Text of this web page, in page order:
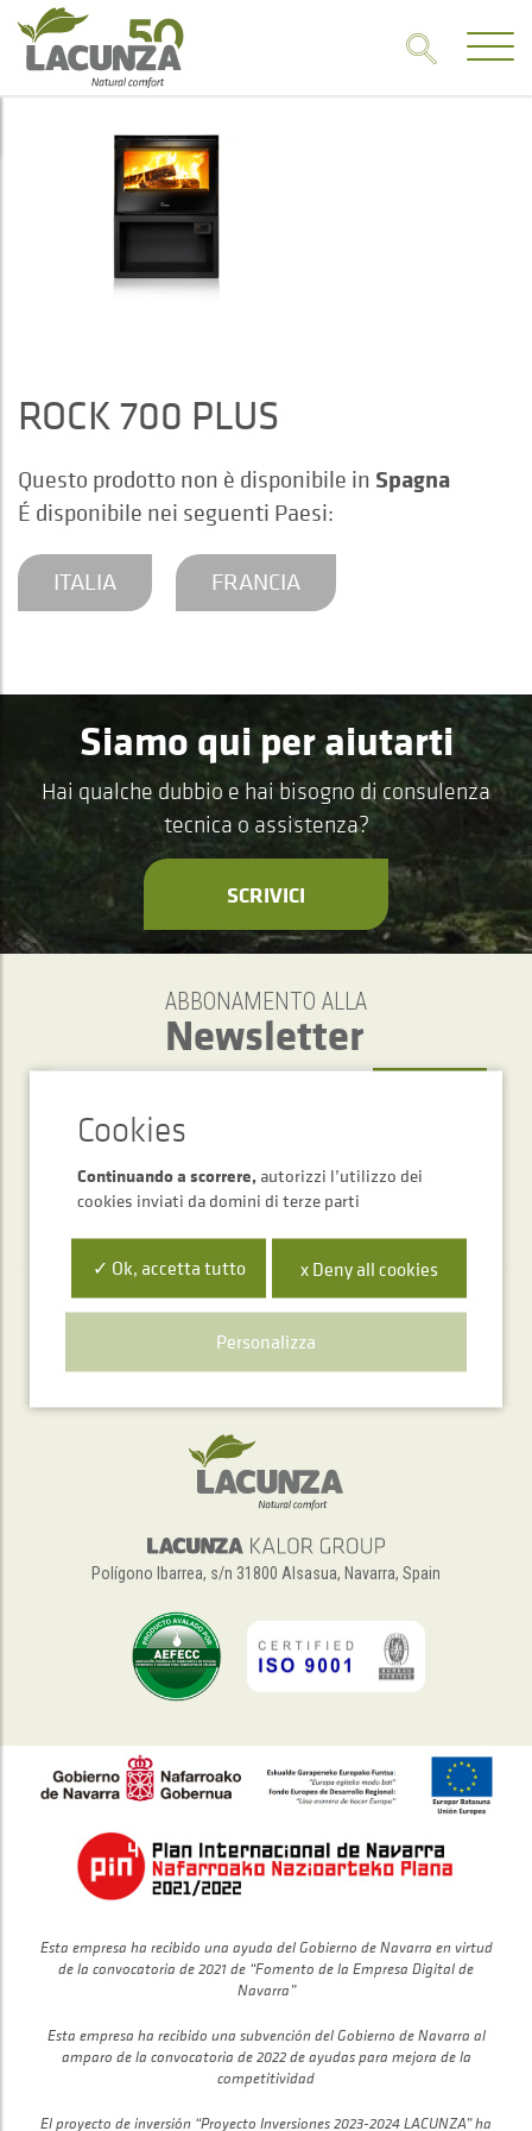
ROCK 700 PLUS
Questo prodotto non è disponibile in Spagna
É disponibile nei seguenti Paesi:
ITALIA FRANCIA
Siamo qui per aiutarti
Hai qualche dubbio e hai bisogno di consulenza
tecnica o assistenza?
SCRIVICI
ABBONAMENTO ALLA
Newsletter
Servizio di assistenza telefonica
+34 948 563 511
Polígono Ibarrea, s/n 31800 Alsasua, Navarra, Spain
Esta empresa ha recibido una ayuda del Gobierno de Navarra en virtud
de la convocatoria de 2021 de “Fomento de la Empresa Digital de
Navarra”
Esta empresa ha recibido una subvención del Gobierno de Navarra al
amparo de la convocatoria de 2022 de ayudas para mejora de la
competitividad
El proyecto de inversión “Proyecto Inversiones 2023-2024 LACUNZA” ha
Continuando a scorrere, autorizzi l’utilizzo dei
cookies inviati da domini di terze parti
✓ Ok, accetta tutto x Deny all cookies
Personalizza